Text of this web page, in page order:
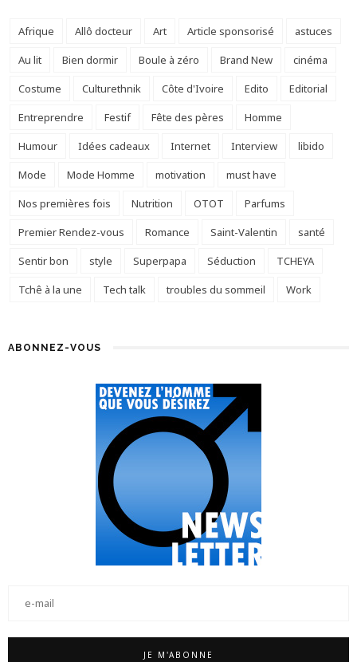
Afrique Allô docteur Art Article sponsorisé
astuces
Au lit
Bien dormir Boule à zéro Brand New
cinéma
Costume
Culturethnik Côte d'Ivoire Edito
Editorial
Entreprendre
Festif Fête des pères
Homme
Humour
Idées cadeaux Internet Interview
libido
Mode
Mode Homme motivation
must have
Nos premières fois
Nutrition OTOT
Parfums
Premier Rendez-vous
Romance Saint-Valentin
santé
Sentir bon
style Superpapa Séduction
TCHEYA
Tchê à la une
Tech talk troubles du sommeil Work
ABONNEZ-VOUS